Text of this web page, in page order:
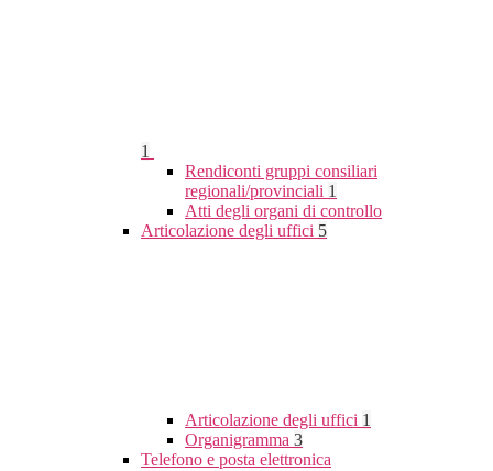
1
Rendiconti gruppi consiliari
regionali/provinciali 1
Atti degli organi di controllo
Articolazione degli uffici 5
Articolazione degli uffici 1
Organigramma 3
Telefono e posta elettronica